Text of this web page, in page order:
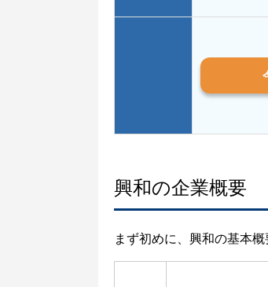
興和の企業概要
まず初めに、興和の基本